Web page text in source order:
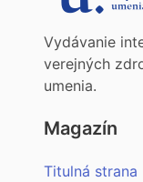
Vydávanie
verejných
umenia.
Magazín
Titulná strana